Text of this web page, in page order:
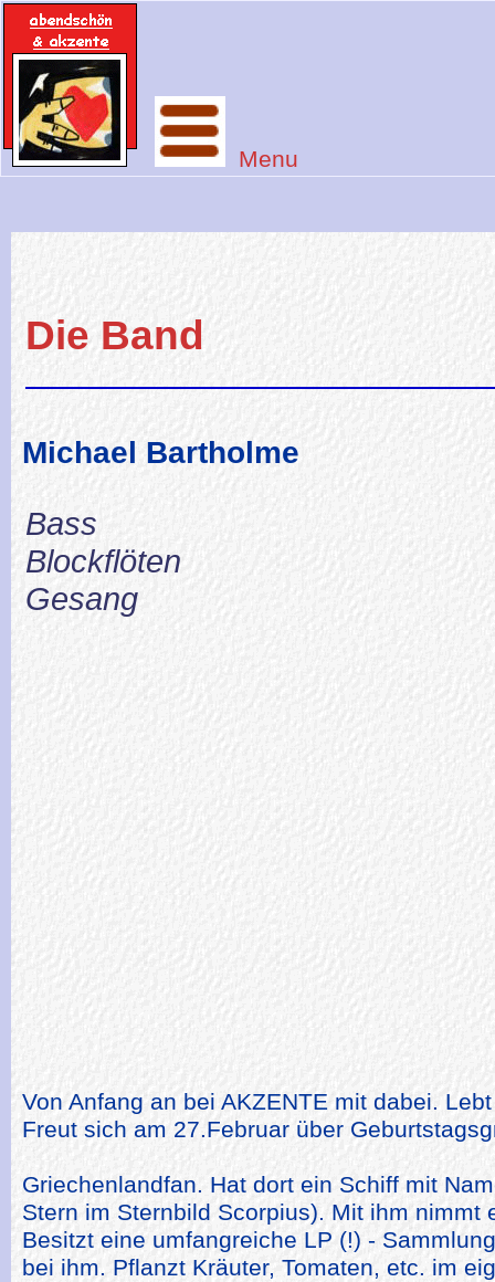
Menu
Die Band
Michael Bartholme
Bass
Blockflöten
Gesang
Von Anfang an bei AKZENTE mit dabei.
Freut sich am 27.Februar über
Griechenlandfan. Hat dort ein Schiff mit
Stern im Sternbild Scorpius). Mit ihm
Besitzt eine umfangreiche LP (!) -
bei ihm. Pflanzt Kräuter, Tomaten, etc. im